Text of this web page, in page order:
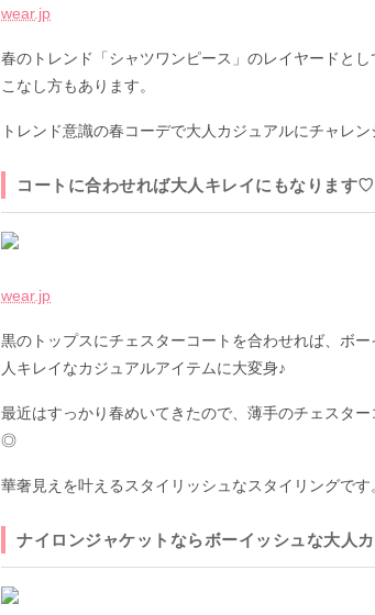
wear.jp
春のトレンド「シャツワンピース」のレイヤードと
こなし方もあります。
トレンド意識の春コーデで大人カジュアルにチャレ
コートに合わせれば大人キレイにもなります♡
wear.jp
黒のトップスにチェスターコートを合わせれば、ボ
人キレイなカジュアルアイテムに大変身♪
最近はすっかり春めいてきたので、薄手のチェスタ
◎
華奢見えを叶えるスタイリッシュなスタイリングです
ナイロンジャケットならボーイッシュな大人